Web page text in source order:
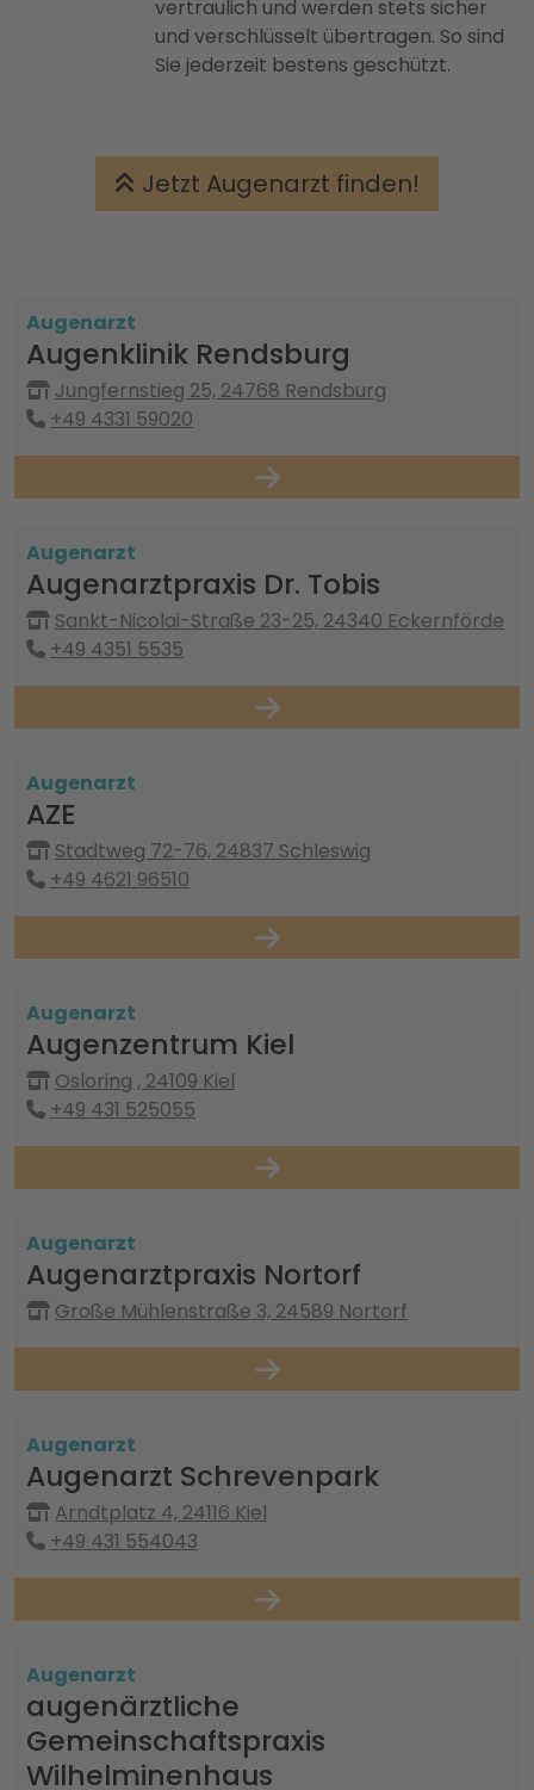
vertraulich und werden stets sicher
und verschlüsselt übertragen. So sind
Sie jederzeit bestens geschützt.
Jetzt Augenarzt finden!
Augenarzt
Augenklinik Rendsburg
Jungfernstieg 25, 24768 Rendsburg
+49 4331 59020
Augenarzt
Augenarztpraxis Dr. Tobis
Sankt-Nicolai-Straße 23-25, 24340 Eckernförde
+49 4351 5535
Augenarzt
AZE
Stadtweg 72-76, 24837 Schleswig
+49 4621 96510
Augenarzt
Augenzentrum Kiel
Osloring , 24109 Kiel
+49 431 525055
Augenarzt
Augenarztpraxis Nortorf
Große Mühlenstraße 3, 24589 Nortorf
Augenarzt
Augenarzt Schrevenpark
Arndtplatz 4, 24116 Kiel
+49 431 554043
Augenarzt
augenärztliche
Gemeinschaftspraxis
Wilhelminenhaus